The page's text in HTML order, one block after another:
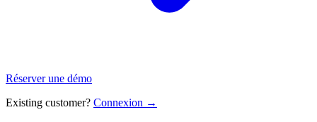
Réserver une démo
Existing customer? Connexion →